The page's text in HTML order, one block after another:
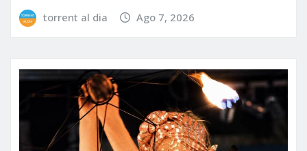
torrent al dia Ago 7, 2026